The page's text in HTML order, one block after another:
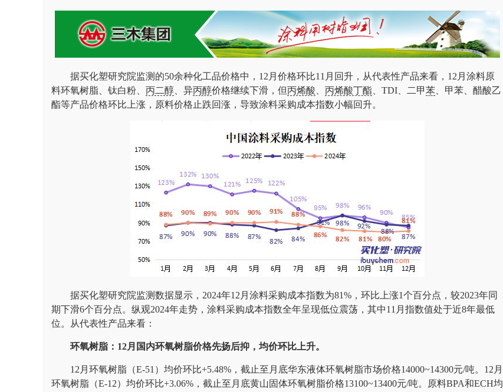
据买化塑研究院监测的50余种化工品价格中，12月价格环比11月回升，从代表性产品来看，12月涂料原
料环氧树脂、钛白粉、 丙二醇 、异丙醇价格继续下滑，但丙烯酸 丙烯酸丁酯 、TDI、二甲苯 、甲苯、醋酸乙
酯等产品价格环比上涨，原料价格止跌回涨，导致涂料采购成本指数小幅回升。
据买化塑研究院监测数据显示，2024年12月涂料采购成本指数为81%，环比上涨1个百分点，较2023年同
期下滑6个百分点。纵观2024年走势，涂料采购成本指数全年呈现低位震荡，其中11月指数值处于近8年最低
位。从代表性产品来看：
环氧树脂：12月国内环氧树脂价格先扬后抑，均价环比上升。
12月环氧树脂（E-51）均价环比+5.48%，截止至月底华东液体环氧树脂市场价格14000~14300元/吨。12月
环氧树脂（E-12）均价环比+3.06%，截止至月底黄山固体环氧树脂价格13100~13400元/吨。原料BPA和ECH均